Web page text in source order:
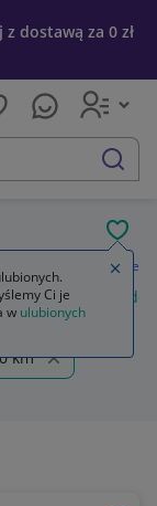
dostawą za 0 zł
szukaj
Płyty główne
śrubki do
km
Ci je
w ulubionych